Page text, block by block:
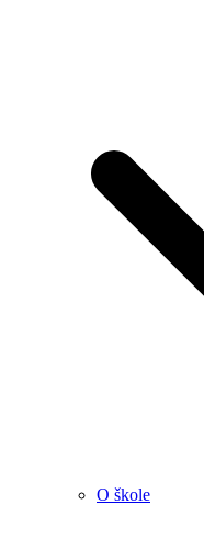
O škole